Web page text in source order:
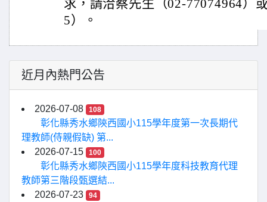
求，請洽蔡先生（02-77074964）
5）。
近月內熱門公告
2026-07-08 108
彰化縣秀水鄉陝西國小115學年度第一次長期代
理教師(侍親假缺) 第...
2026-07-15
100
彰化縣秀水鄉陝西國小115學年度科技教育代理
教師第三階段甄選結...
2026-07-23
94